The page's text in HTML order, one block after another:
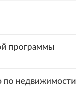
программы
по недвижимости